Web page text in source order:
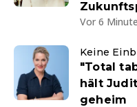
Vor 6
Keine
"Total
hält
geheim